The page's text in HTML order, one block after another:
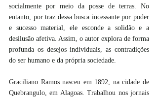
socialmente por meio da posse de terras. No
entanto, por traz dessa busca incessante por poder
e sucesso material, ele esconde a solidão e a
desilusão afetiva. Assim, o autor explora de forma
profunda os desejos individuais, as contradições
do ser humano e da própria sociedade.
Graciliano Ramos nasceu em 1892, na cidade de
Quebrangulo, em Alagoas. Trabalhou nos jornais